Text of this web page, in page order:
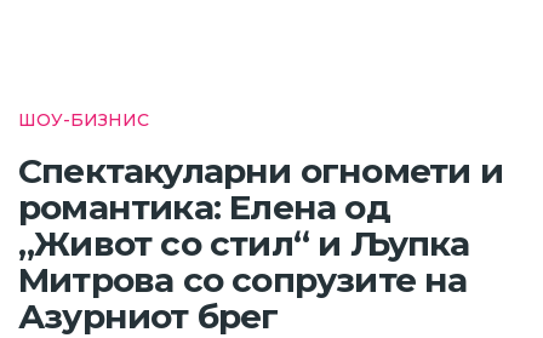
ШОУ-БИЗНИС
Спектакуларни огномети и
романтика: Елена од
„Живот со стил“ и Љупка
Митрова со сопрузите на
Азурниот брег